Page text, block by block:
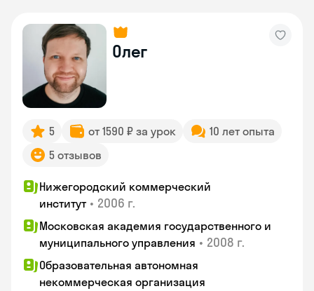
Олег
5 от 1590 ₽ за урок
10 лет опыта
5 отзывов
Нижегородский коммерческий
институт • 2006 г.
Московская академия государственного и
муниципального управления • 2008 г.
Образовательная автономная
некоммерческая организация